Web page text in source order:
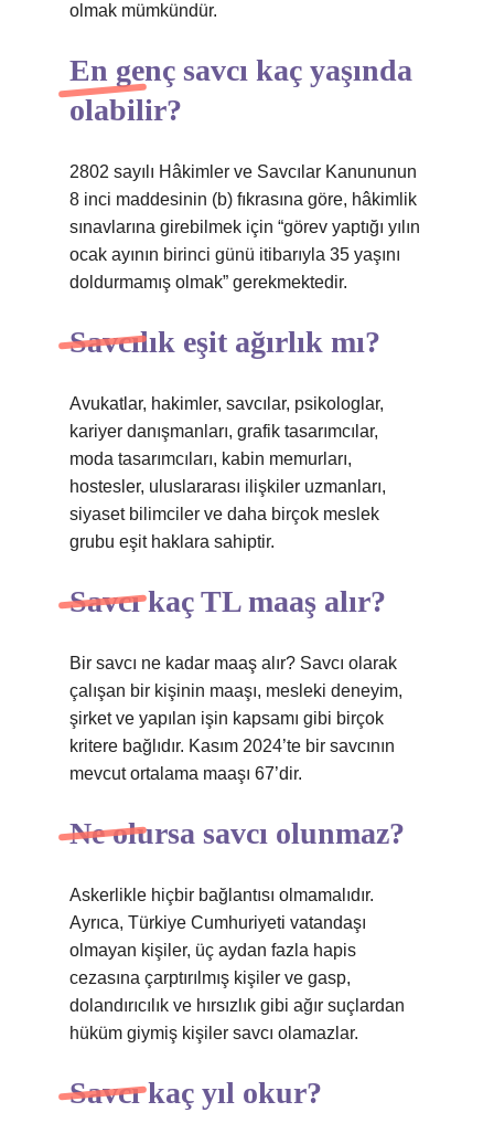
olmak mümkündür.
En genç savcı kaç yaşında
olabilir?
2802 sayılı Hâkimler ve Savcılar Kanununun
8 inci maddesinin (b) fıkrasına göre, hâkimlik
sınavlarına girebilmek için “görev yaptığı yılın
ocak ayının birinci günü itibarıyla 35 yaşını
doldurmamış olmak” gerekmektedir.
Savcılık eşit ağırlık mı?
Avukatlar, hakimler, savcılar, psikologlar,
kariyer danışmanları, grafik tasarımcılar,
moda tasarımcıları, kabin memurları,
hostesler, uluslararası ilişkiler uzmanları,
siyaset bilimciler ve daha birçok meslek
grubu eşit haklara sahiptir.
Savcı kaç TL maaş alır?
Bir savcı ne kadar maaş alır? Savcı olarak
çalışan bir kişinin maaşı, mesleki deneyim,
şirket ve yapılan işin kapsamı gibi birçok
kritere bağlıdır. Kasım 2024’te bir savcının
mevcut ortalama maaşı 67’dir.
Ne olursa savcı olunmaz?
Askerlikle hiçbir bağlantısı olmamalıdır.
Ayrıca, Türkiye Cumhuriyeti vatandaşı
olmayan kişiler, üç aydan fazla hapis
cezasına çarptırılmış kişiler ve gasp,
dolandırıcılık ve hırsızlık gibi ağır suçlardan
hüküm giymiş kişiler savcı olamazlar.
Savcı kaç yıl okur?